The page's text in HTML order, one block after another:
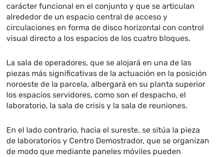
carácter funcional en el conjunto y que se articulan
alrededor de un espacio central de acceso y
circulaciones en forma de disco horizontal con control
visual directo a los espacios de los cuatro bloques.
La sala de operadores, que se alojará en una de las
piezas más significativas de la actuación en la posición
noroeste de la parcela, albergará en su planta superior
los espacios servidores, como son el despacho, el
laboratorio, la sala de crisis y la sala de reuniones.
En el lado contrario, hacia el sureste, se sitúa la pieza
de laboratorios y Centro Demostrador, que se organizan
de modo que mediante paneles móviles pueden